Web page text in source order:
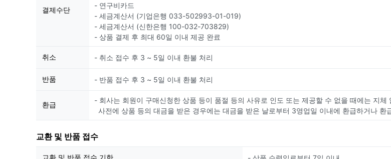
결제수단
- 연구비카드
- 세금계산서 (기업은행 033-502993-01-019)
- 세금계산서 (신한은행 100-032-703829)
- 상품 결제 후 최대 60일 이내 제공 완료
취소 - 취소 접수 후 3 ~ 5일 이내 환불 처리
반품 - 반품 접수 후 3 ~ 5일 이내 환불 처리
환급
- 회사는 회원이 구매신청한 상품 등이 품절 등의 사유로 인도 또는 제공할 수 없을 때에는 지체
사전에 상품 등의 대금을 받은 경우에는 대금을 받은 날로부터 3영업일 이내에 환급하거나 환
교환 및 반품 접수
교환 및 반품 접수 기한